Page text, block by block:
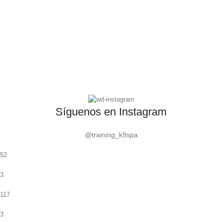
Síguenos en Instagram
@training_k9spa
52
3
117
3